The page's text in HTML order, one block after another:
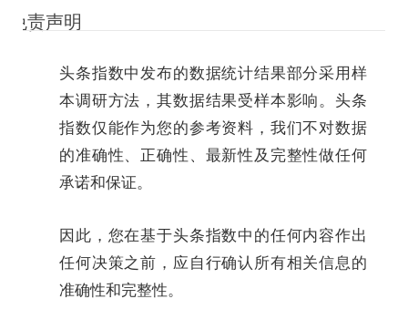
免责声明
头条指数中发布的数据统计结果部分采用样
本调研方法，其数据结果受样本影响。头条
指数仅能作为您的参考资料，我们不对数据
的准确性、正确性、最新性及完整性做任何
承诺和保证。
因此，您在基于头条指数中的任何内容作出
任何决策之前，应自行确认所有相关信息的
准确性和完整性。